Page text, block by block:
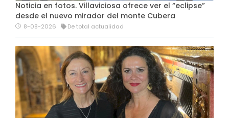
Noticia en fotos. Villaviciosa ofrece ver el “eclipse”
desde el nuevo mirador del monte Cubera
8-08-2026 De total actualidad